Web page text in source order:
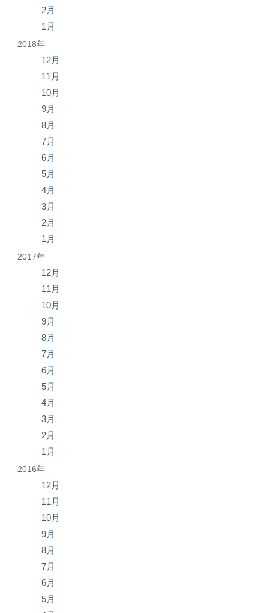
2月
1月
2018年
12月
11月
10月
9月
8月
7月
6月
5月
4月
3月
2月
1月
2017年
12月
11月
10月
9月
8月
7月
6月
5月
4月
3月
2月
1月
2016年
12月
11月
10月
9月
8月
7月
6月
5月